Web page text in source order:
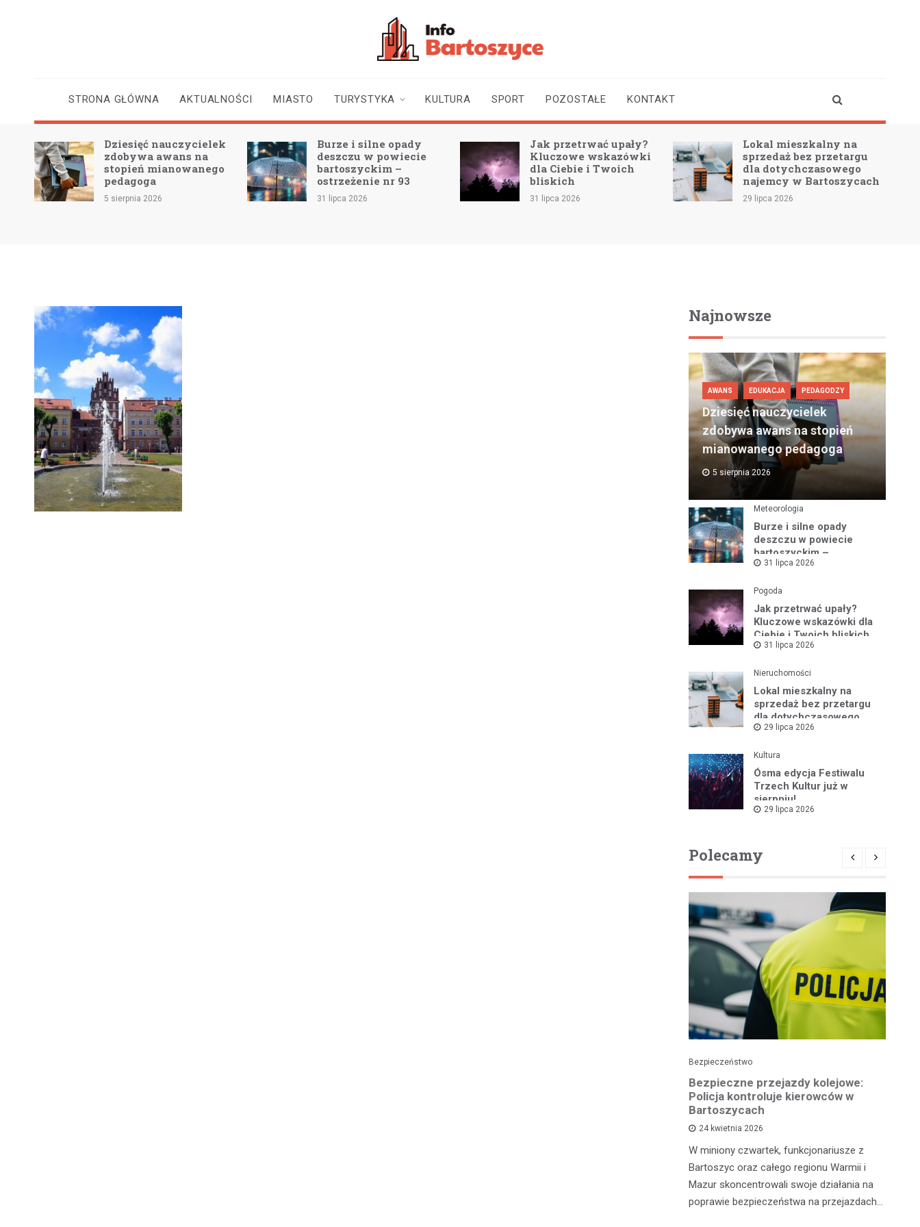
STRONA GŁÓWNA AKTUALNOŚCI MIASTO TURYSTYKA KULTURA SPORT POZOSTAŁE KONTAKT
Dziesięć nauczycielek
zdobywa awans na
stopień mianowanego
pedagoga
5 sierpnia 2026
Burze i silne opady
deszczu w powiecie
bartoszyckim –
ostrzeżenie nr 93
31 lipca 2026
Jak przetrwać upały?
Kluczowe wskazówki
dla Ciebie i Twoich
bliskich
31 lipca 2026
Lokal mieszkalny na
sprzedaż bez przetargu
dla dotychczasowego
najemcy w Bartoszycach
29 lipca 2026
Najnowsze
AWANS EDUKACJA PEDAGODZY
Dziesięć nauczycielek
zdobywa awans na stopień
mianowanego pedagoga
5 sierpnia 2026
Meteorologia
Burze i silne opady
deszczu w powiecie
bartoszyckim –
ostrzeżenie nr 93
31 lipca 2026
Pogoda
Jak przetrwać upały?
Kluczowe wskazówki dla
Ciebie i Twoich bliskich
31 lipca 2026
Nieruchomości
Lokal mieszkalny na
sprzedaż bez przetargu
dla dotychczasowego
najemcy w Bartoszycach
29 lipca 2026
Kultura
Ósma edycja Festiwalu
Trzech Kultur już w
sierpniu!
29 lipca 2026
Polecamy
Bezpieczeństwo
Bezpieczne przejazdy kolejowe:
Policja kontroluje kierowców w
Bartoszycach
24 kwietnia 2026
W miniony czwartek, funkcjonariusze z
Bartoszyc oraz całego regionu Warmii i
Mazur skoncentrowali swoje działania na
poprawie bezpieczeństwa na przejazdach…